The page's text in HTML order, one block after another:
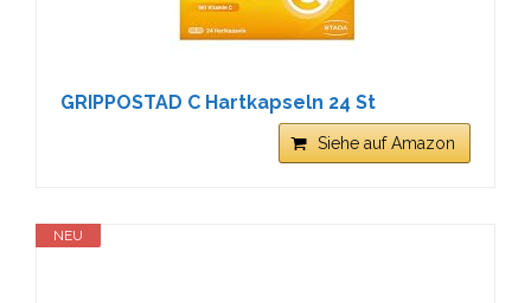
GRIPPOSTAD C Hartkapseln 24 St
Siehe auf Amazon
NEU